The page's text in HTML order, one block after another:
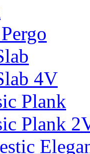
4V
Plank
Plank